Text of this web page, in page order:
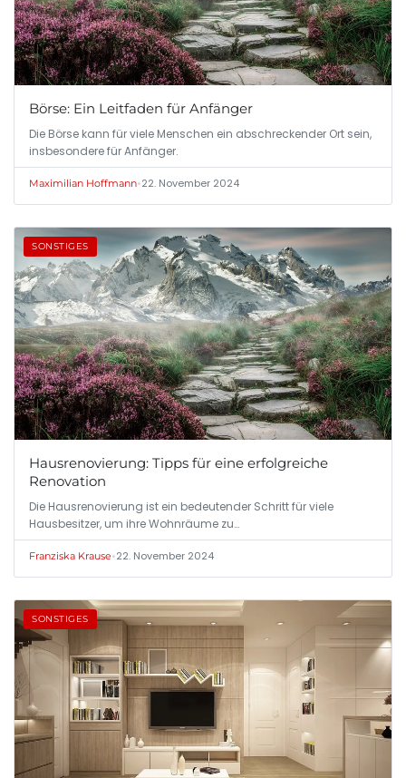
Börse: Ein Leitfaden für Anfänger
Die Börse kann für viele Menschen ein abschreckender Ort sein,
insbesondere für Anfänger.
Maximilian Hoffmann•22. November 2024
SONSTIGES
Hausrenovierung: Tipps für eine erfolgreiche
Renovation
Die Hausrenovierung ist ein bedeutender Schritt für viele
Hausbesitzer, um ihre Wohnräume zu…
Franziska Krause•22. November 2024
SONSTIGES